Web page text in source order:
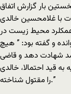
بار گزارش اتفاق
با غلامحسین خالدی
عمکلرد محیط زیست در
و گفته بود: ” هیچ
شهادت دهد و قاضی
به قید احتمالا، خالدی
را مقتول شناخته.”